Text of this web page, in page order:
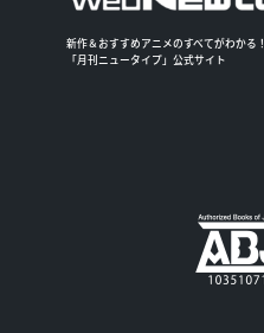
新作＆おすすめアニメのすべてがわかる！
「月刊ニュータイプ」公式サイト